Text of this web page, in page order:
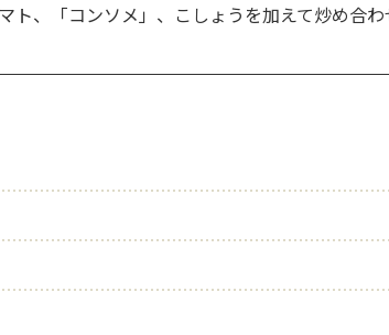
ト、「コンソメ」、こしょうを加えて炒め合わ